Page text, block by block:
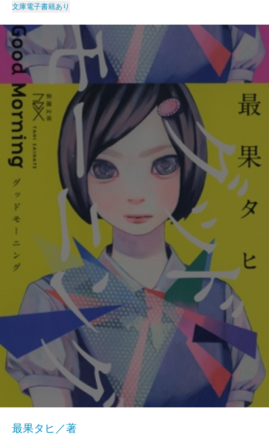
文庫電子書籍あり
最果タヒ／著